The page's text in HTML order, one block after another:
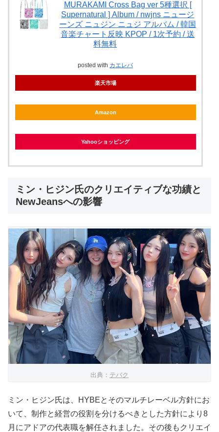
MURAKAMI Cross Bag ver 5種選択 [
Supernatural ] Album / nwjns ニュージ
ーンズ ニュジン ニュジ アルバム / 韓国
音楽チャート反映 KPOP / 1次予約 / 送
料無料
posted with カエレバ
楽天市場
Amazon
Yahooショッピング
ミン・ヒジン氏のクリエイティブな功績と
NewJeansへの影響
出典： テバク
ミン・ヒジン氏は、HYBEとそのマルチレーベル方針にお
いて、制作と経営の役割を分けるべきとした方針により8
月にアドアの代表職を解任されました。その後もクリエイ